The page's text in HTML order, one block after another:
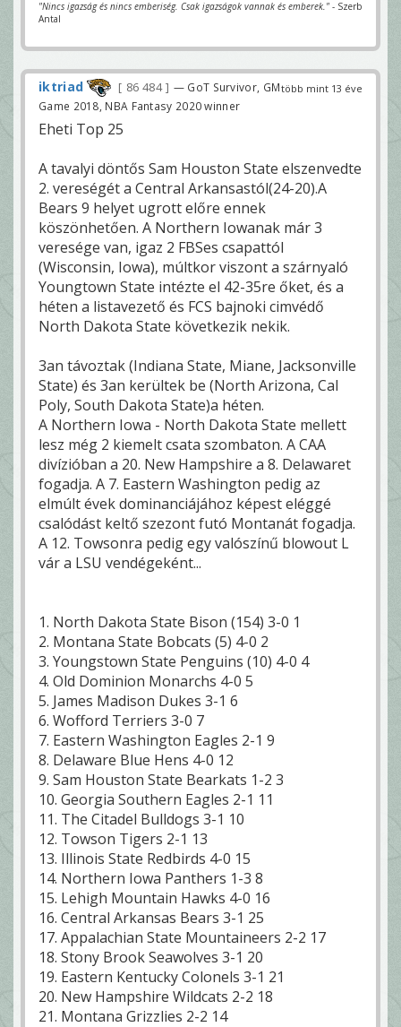
"Nincs igazság és nincs emberiség. Csak igazságok vannak és emberek." - Szerb
Antal
több mint 13 éve
iktriad 86 484
— GoT Survivor, GM
Game 2018, NBA Fantasy 2020 winner
Eheti Top 25
A tavalyi döntős Sam Houston State elszenvedte
2. vereségét a Central Arkansastól(24-20).A
Bears 9 helyet ugrott előre ennek
köszönhetően. A Northern Iowanak már 3
veresége van, igaz 2 FBSes csapattól
(Wisconsin, Iowa), múltkor viszont a szárnyaló
Youngtown State intézte el 42-35re őket, és a
héten a listavezető és FCS bajnoki cimvédő
North Dakota State következik nekik.
3an távoztak (Indiana State, Miane, Jacksonville
State) és 3an kerültek be (North Arizona, Cal
Poly, South Dakota State)a héten.
A Northern Iowa - North Dakota State mellett
lesz még 2 kiemelt csata szombaton. A CAA
divízióban a 20. New Hampshire a 8. Delawaret
fogadja. A 7. Eastern Washington pedig az
elmúlt évek dominanciájához képest eléggé
csalódást keltő szezont futó Montanát fogadja.
A 12. Towsonra pedig egy valószínű blowout L
vár a LSU vendégeként...
1. North Dakota State Bison (154) 3-0 1
2. Montana State Bobcats (5) 4-0 2
3. Youngstown State Penguins (10) 4-0 4
4. Old Dominion Monarchs 4-0 5
5. James Madison Dukes 3-1 6
6. Wofford Terriers 3-0 7
7. Eastern Washington Eagles 2-1 9
8. Delaware Blue Hens 4-0 12
9. Sam Houston State Bearkats 1-2 3
10. Georgia Southern Eagles 2-1 11
11. The Citadel Bulldogs 3-1 10
12. Towson Tigers 2-1 13
13. Illinois State Redbirds 4-0 15
14. Northern Iowa Panthers 1-3 8
15. Lehigh Mountain Hawks 4-0 16
16. Central Arkansas Bears 3-1 25
17. Appalachian State Mountaineers 2-2 17
18. Stony Brook Seawolves 3-1 20
19. Eastern Kentucky Colonels 3-1 21
20. New Hampshire Wildcats 2-2 18
21. Montana Grizzlies 2-2 14